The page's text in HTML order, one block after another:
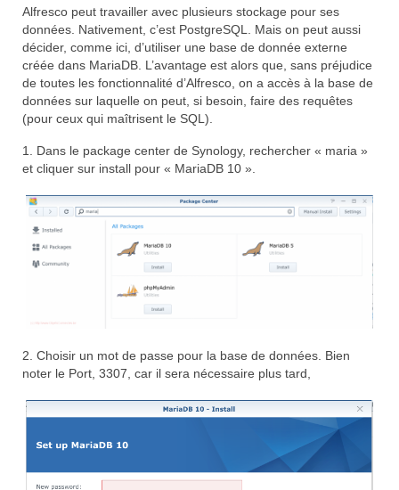
Alfresco peut travailler avec plusieurs stockage pour ses
données. Nativement, c’est PostgreSQL. Mais on peut aussi
décider, comme ici, d’utiliser une base de donnée externe
créée dans MariaDB. L’avantage est alors que, sans préjudice
de toutes les fonctionnalité d’Alfresco, on a accès à la base de
données sur laquelle on peut, si besoin, faire des requêtes
(pour ceux qui maîtrisent le SQL).
1. Dans le package center de Synology, rechercher « maria »
et cliquer sur install pour « MariaDB 10 ».
2. Choisir un mot de passe pour la base de données. Bien
noter le Port, 3307, car il sera nécessaire plus tard,